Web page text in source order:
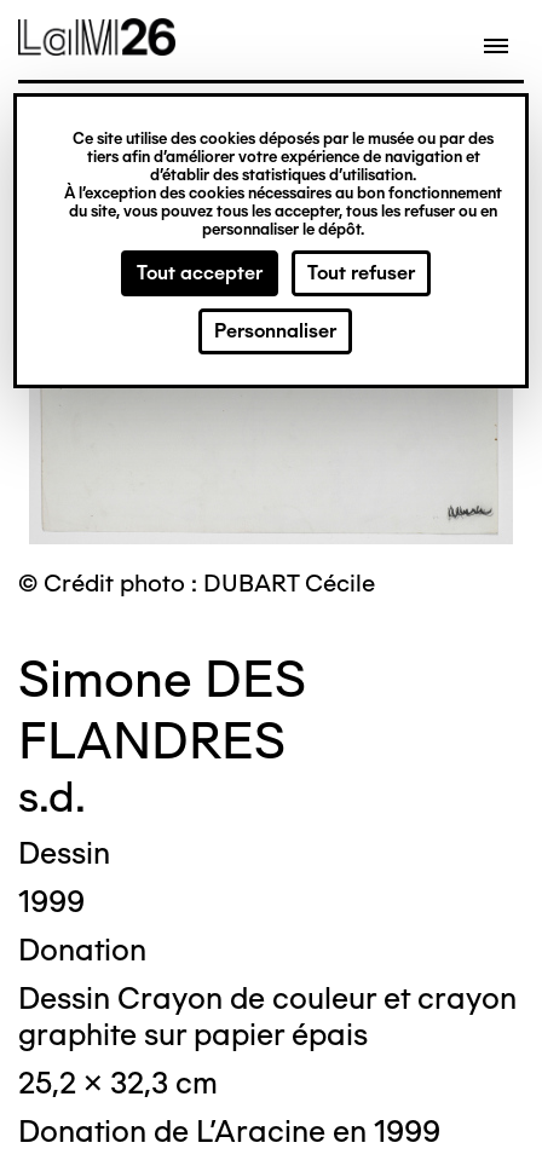
Gestion des cookies
Ce site utilise des cookies déposés par le musée ou par des
tiers afin d’améliorer votre expérience de navigation et
d’établir des statistiques d’utilisation.
À l’exception des cookies nécessaires au bon fonctionnement
du site, vous pouvez tous les accepter, tous les refuser ou en
personnaliser le dépôt.
Tout accepter Tout refuser
Personnaliser
contenu
© Crédit photo : DUBART Cécile
Simone DES
FLANDRES
s.d.
Dessin
1999
Donation
Dessin Crayon de couleur et crayon
graphite sur papier épais
25,2 x 32,3 cm
Donation de L'Aracine en 1999